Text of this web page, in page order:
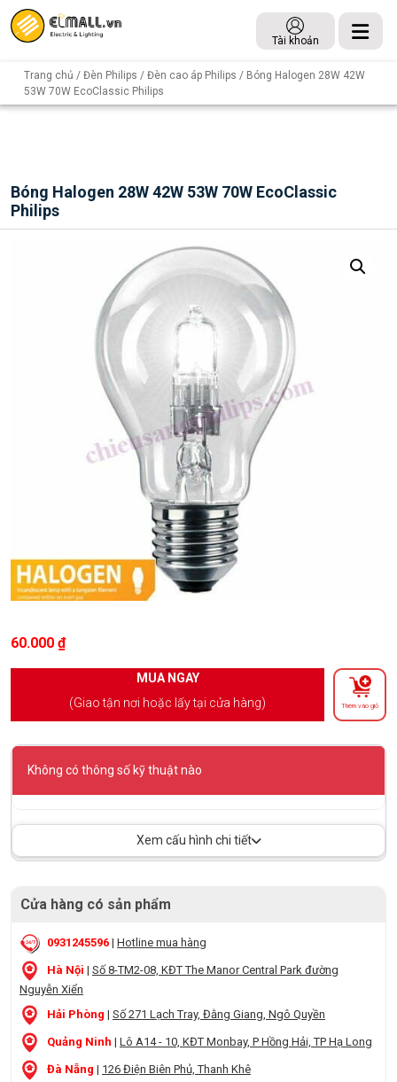
Tài khoản
Trang chủ / Đèn Philips / Đèn cao áp Philips / Bóng Halogen 28W 42W
53W 70W EcoClassic Philips
Bóng Halogen 28W 42W 53W 70W EcoClassic
Philips
60.000 ₫
MUA NGAY
(Giao tận nơi hoặc lấy tại cửa hàng)
Thêm vào giỏ
Không có thông số kỹ thuật nào
Xem cấu hình chi tiết
Cửa hàng có sản phẩm
0931245596 | Hotline mua hàng
Hà Nội | Số 8-TM2-08, KĐT The Manor Central Park đường
Nguyễn Xiển
Hải Phòng | Số 271 Lạch Tray, Đằng Giang, Ngô Quyền
Quảng Ninh | Lô A14 - 10, KĐT Monbay, P Hồng Hải, TP Hạ Long
Đà Nẵng | 126 Điện Biên Phủ, Thanh Khê